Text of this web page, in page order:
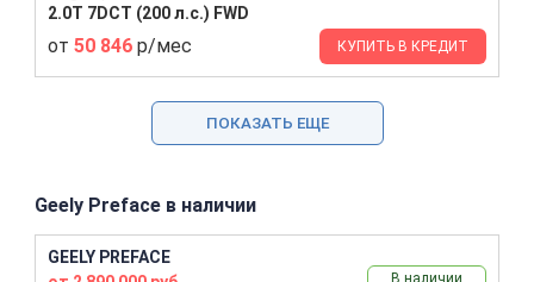
2.0T 7DCT (200 л.с.) FWD
от 50 846 р/мес КУПИТЬ В КРЕДИТ
ПОКАЗАТЬ ЕЩЕ
Geely Preface в наличии
GEELY PREFACE
В наличии